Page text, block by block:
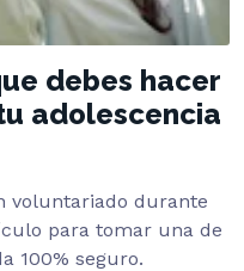
debes hacer
adolescencia
voluntariado durante
para tomar una de
100% seguro.